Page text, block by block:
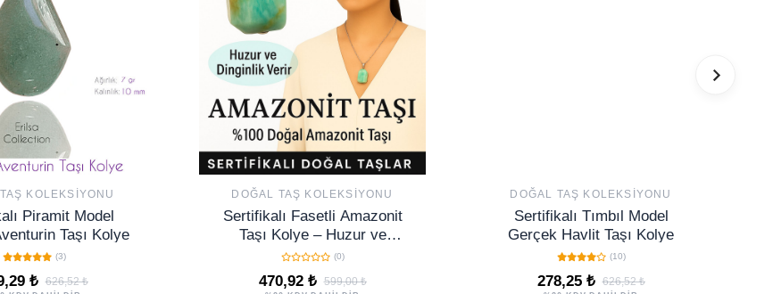
KOLEKSIYONU
Piramit Model
Taşı Kolye
(3)
₺ 626,52 ₺
DOĞAL TAŞ KOLEKSIYONU
Sertifikalı Fasetli Amazonit
Taşı Kolye – Huzur ve
Dinginlik Veren Doğal Taş
(0)
470,92 ₺ 599,00 ₺
DOĞAL TAŞ KOLEKSIYONU
Sertifikalı Tımbıl Model
Gerçek Havlit Taşı Kolye
(10)
278,25 ₺ 626,52 ₺